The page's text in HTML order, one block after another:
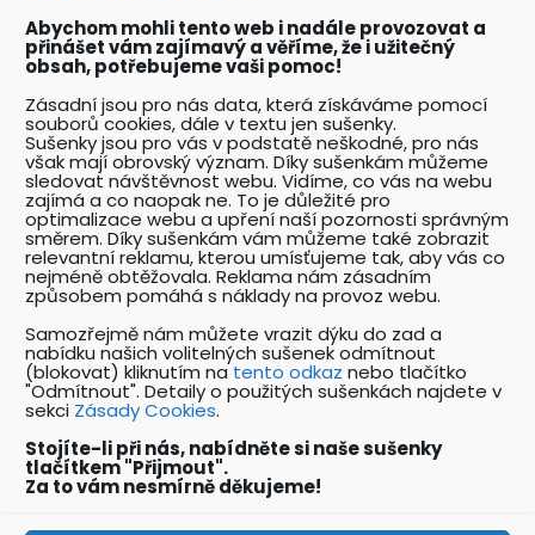
Abychom mohli tento web i nadále provozovat a
přinášet vám zajímavý a věříme, že i užitečný
obsah, potřebujeme vaši pomoc!
Zásadní jsou pro nás data, která získáváme pomocí
souborů cookies, dále v textu jen sušenky.
Sušenky jsou pro vás v podstatě neškodné, pro nás
však mají obrovský význam. Díky sušenkám můžeme
sledovat návštěvnost webu. Vidíme, co vás na webu
zajímá a co naopak ne. To je důležité pro
optimalizace webu a upření naší pozornosti správným
směrem. Díky sušenkám vám můžeme také zobrazit
relevantní reklamu, kterou umísťujeme tak, aby vás co
nejméně obtěžovala. Reklama nám zásadním
způsobem pomáhá s náklady na provoz webu.
Samozřejmě nám můžete vrazit dýku do zad a
nabídku našich volitelných sušenek odmítnout
(blokovat) kliknutím natento odkaz nebo tlačítko
"Odmítnout". Detaily o použitých sušenkách najdete v
sekci Zásady Cookies.
Stojíte-li při nás, nabídněte si naše sušenky
tlačítkem "Přijmout".
Za to vám nesmírně děkujeme!
dokumentů a posterů BOZP a PO.
Akce BOZPforum.cz
Přehled pořádaných akcí se zaměřením na
problematiku BOZP.
Katalog odborníků BOZP
Přehledný katalog odborníků pracujících v
oboru BOZP a souvisejících oborech.
Nabídky práce v oboru BOZP
Unikátní katalog pracovních nabídek v oboru
BOZP a PO.